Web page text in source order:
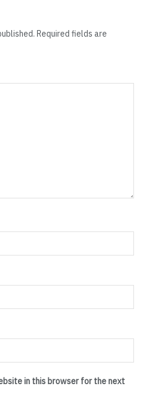
Required fields are
in this browser for the next